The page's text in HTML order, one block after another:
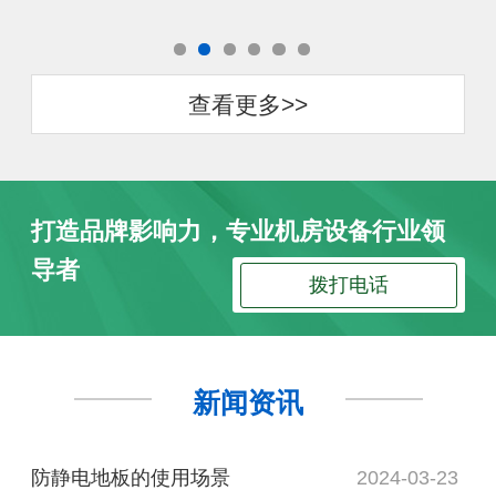
查看更多>>
打造品牌影响力，专业机房设备行业领
导者
拨打电话
新闻资讯
防静电地板的使用场景 2024-03-23